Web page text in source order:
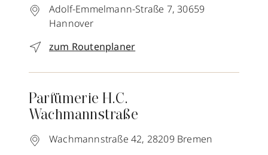
Adolf-Emmelmann-Straße 7, 30659
Hannover
zum Routenplaner
Parfümerie H.C.
Wachmannstraße
Wachmannstraße 42, 28209 Bremen